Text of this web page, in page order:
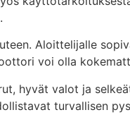
Aloittelijalle
voi olla
hyvät valot ja
turvallisen